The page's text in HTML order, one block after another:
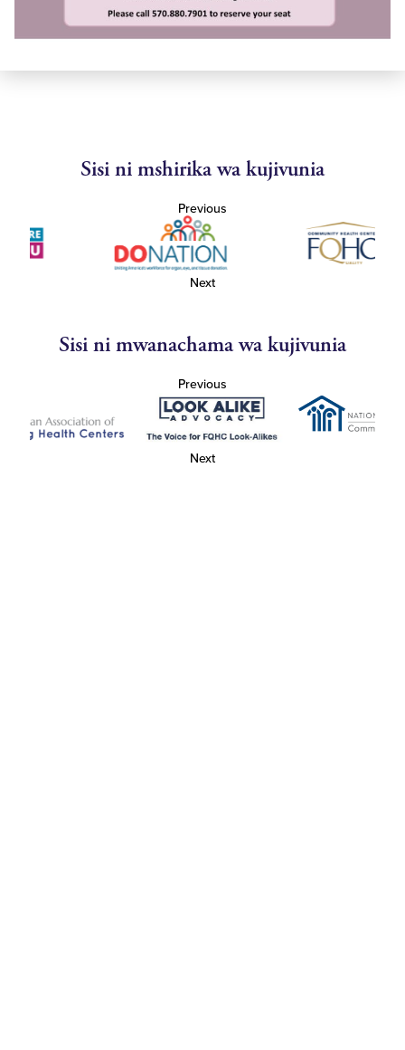
Sisi ni mshirika wa kujivunia
Previous
Next
Sisi ni mwanachama wa kujivunia
Previous
Next